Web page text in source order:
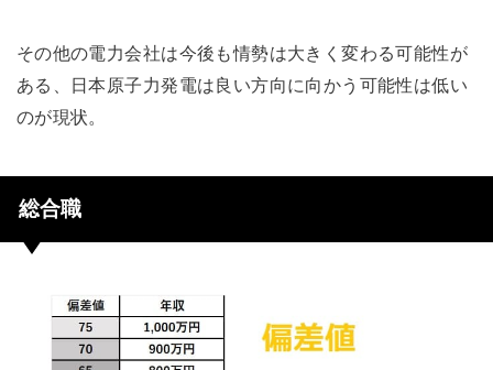
その他の電力会社は今後も情勢は大きく変わる可能性が
ある、日本原子力発電は良い方向に向かう可能性は低い
のが現状。
総合職